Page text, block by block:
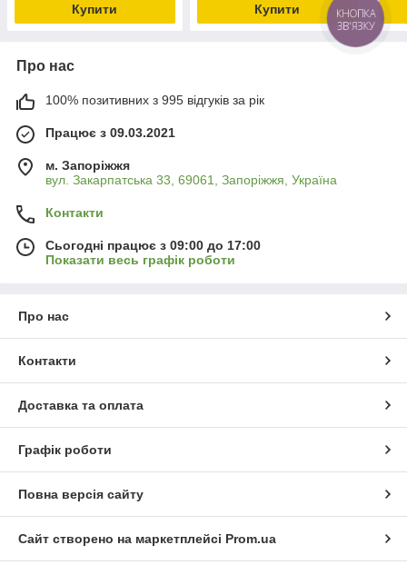
Купити Купити
Про нас
100% позитивних з 995 відгуків за рік
Працює з 09.03.2021
м. Запоріжжя
вул. Закарпатська 33, 69061, Запоріжжя, Україна
Контакти
Сьогодні працює з 09:00 до 17:00
Показати весь графік роботи
Про нас
Контакти
Доставка та оплата
Графік роботи
Повна версія сайту
Сайт створено на маркетплейсі Prom.ua
КНОПКА
ЗВ'ЯЗКУ